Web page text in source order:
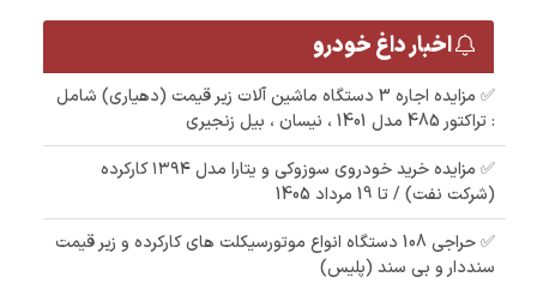
اخبار داغ خودرو
✅ مزایده اجاره 3 دستگاه ماشین آلات زیر قیمت (دهیاری) شامل
: تراکتور 485 مدل 1401 ، نیسان ، بیل زنجیری
✅ مزایده خرید خودروی سوزوکی و یتارا مدل ۱۳۹۴ کارکرده
(شرکت نفت) / تا 19 مرداد 1405
✅ حراجی 108 دستگاه انواع موتورسیکلت های کارکرده و زیر قیمت
سنددار و بی سند (پلیس)